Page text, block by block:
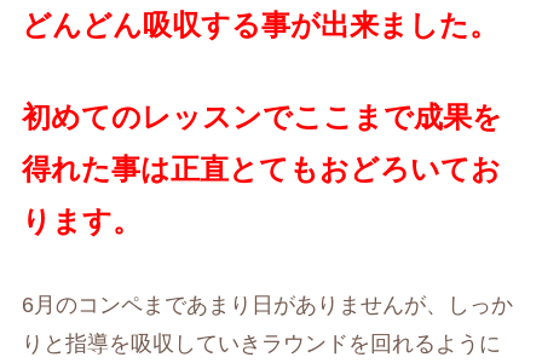
どんどん吸収する事が出来ました。
初めてのレッスンでここまで成果を
得れた事は正直とてもおどろいてお
ります。
6月のコンペまであまり日がありませんが、しっか
りと指導を吸収していきラウンドを回れるように